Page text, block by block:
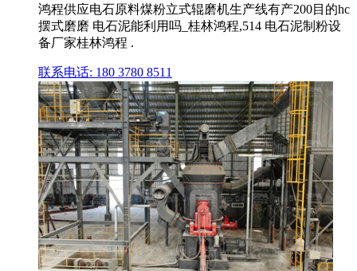
鸿程供应电石原料煤粉立式辊磨机生产线有产200目的hc
摆式磨磨 电石泥能利用吗_桂林鸿程,514 电石泥制粉设
备厂家桂林鸿程 .
联系电话: 180 3780 8511